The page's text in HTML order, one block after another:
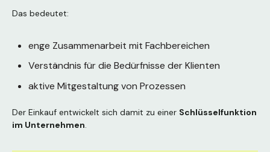
Das bedeutet:
enge Zusammenarbeit mit Fachbereichen
Verständnis für die Bedürfnisse der Klienten
aktive Mitgestaltung von Prozessen
Der Einkauf entwickelt sich damit zu einer Schlüsselfunktion
im Unternehmen.